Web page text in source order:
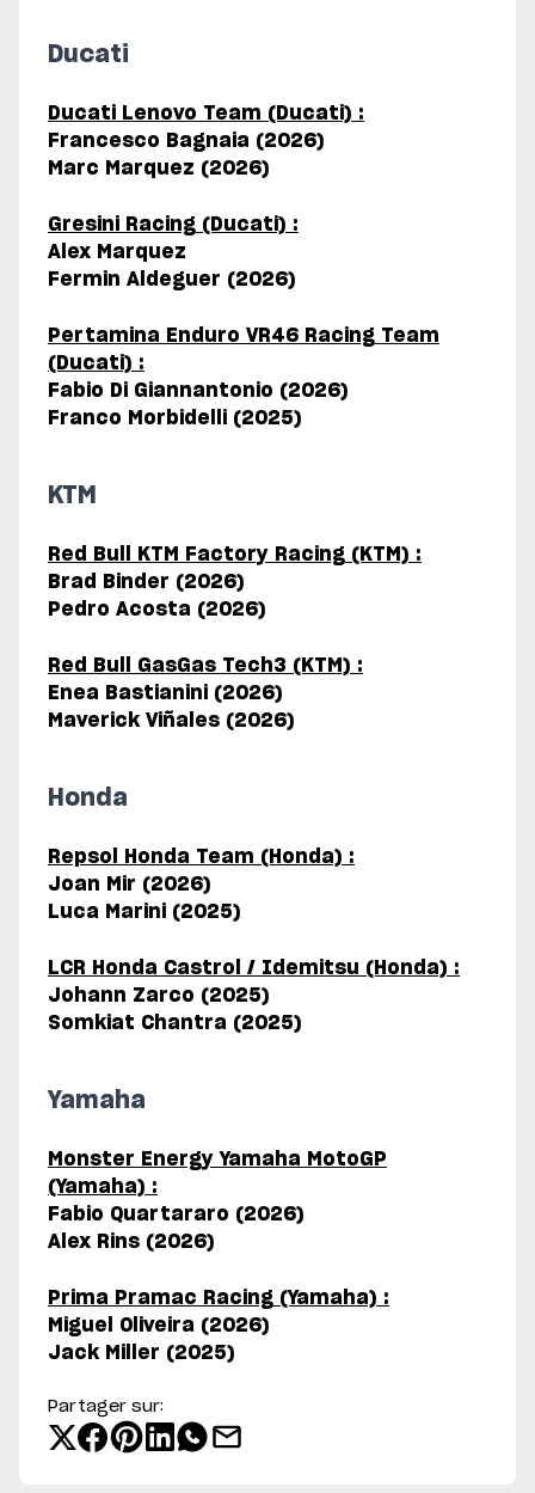
Ducati
Ducati Lenovo Team (Ducati) :
Francesco Bagnaia (2026)
Marc Marquez (2026)
Gresini Racing (Ducati) :
Alex Marquez
Fermin Aldeguer (2026)
Pertamina Enduro VR46 Racing Team
(Ducati) :
Fabio Di Giannantonio (2026)
Franco Morbidelli (2025)
KTM
Red Bull KTM Factory Racing (KTM) :
Brad Binder (2026)
Pedro Acosta (2026)
Red Bull GasGas Tech3 (KTM) :
Enea Bastianini (2026)
Maverick Viñales (2026)
Honda
Repsol Honda Team (Honda) :
Joan Mir (2026)
Luca Marini (2025)
LCR Honda Castrol / Idemitsu (Honda) :
Johann Zarco (2025)
Somkiat Chantra (2025)
Yamaha
Monster Energy Yamaha MotoGP
(Yamaha) :
Fabio Quartararo (2026)
Alex Rins (2026)
Prima Pramac Racing (Yamaha) :
Miguel Oliveira (2026)
Jack Miller (2025)
Partager sur: